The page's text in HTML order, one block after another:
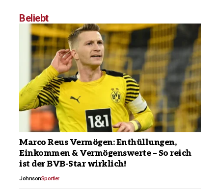
Beliebt
Marco Reus Vermögen: Enthüllungen,
Einkommen & Vermögenswerte – So reich
ist der BVB-Star wirklich!
JohnsonSportler